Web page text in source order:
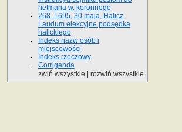
hetmana w. koronnego
268. 1695, 30 maja, Halicz.
Laudum elekcyjne podsędka
halickiego
Indeks nazw osób i
miejscowości
Indeks rzeczowy
Corrigenda
zwiń wszystkie
rozwiń wszystkie